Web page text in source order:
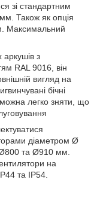
зі стандартним
Також як опція
Максимальний
з
RAL 9016, він
вигляд на
бічні
легко зняти, що
діаметром Ø
та Ø910 мм.
на
та IP54.